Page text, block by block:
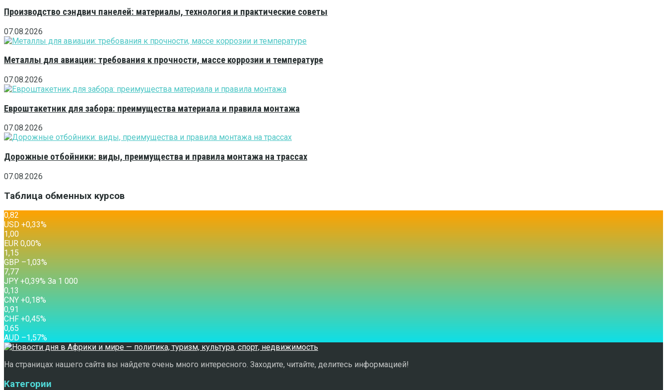
Производство сэндвич панелей: материалы, технология и практические советы
07.08.2026
Металлы для авиации: требования к прочности, массе коррозии и температуре
07.08.2026
Евроштакетник для забора: преимущества материала и правила монтажа
07.08.2026
Дорожные отбойники: виды, преимущества и правила монтажа на трассах
07.08.2026
Таблица обменных курсов
0,82
USD +0,33%
1,00
EUR 0,00%
1,15
GBP –1,03%
7,77
JPY +0,39% За 1 000
0,13
CNY +0,18%
0,91
CHF +0,45%
0,65
AUD –1,57%
На страницах нашего сайта вы найдете очень много интересного. Заходите, читайте, делитесь информацией!
Категории